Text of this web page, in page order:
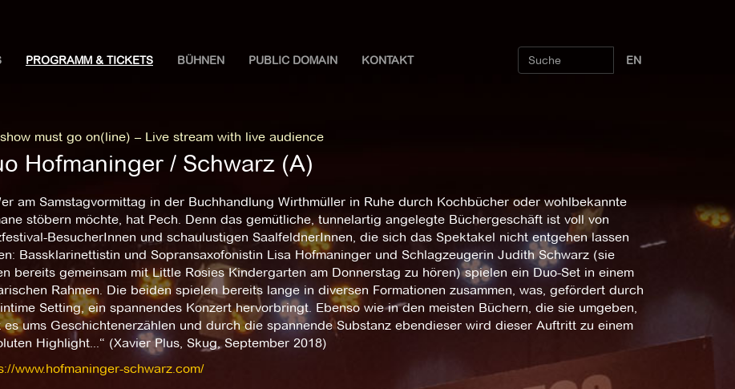
PROGRAMM & TICKETS BÜHNEN PUBLIC DOMAIN KONTAKT EN
must go on(line) – Live stream with live audience
Hofmaninger / Schwarz (A)
am Samstagvormittag in der Buchhandlung Wirthmüller in Ruhe durch Kochbücher oder wohlbekannte
stöbern möchte, hat Pech. Denn das gemütliche, tunnelartig angelegte Büchergeschäft ist voll von
BesucherInnen und schaulustigen SaalfeldnerInnen, die sich das Spektakel nicht entgehen lassen
Bassklarinettistin und Sopransaxofonistin Lisa Hofmaninger und Schlagzeugerin Judith Schwarz (sie
bereits gemeinsam mit Little Rosies Kindergarten am Donnerstag zu hören) spielen ein Duo-Set in einem
Rahmen. Die beiden spielen bereits lange in diversen Formationen zusammen, was, gefördert durch
Setting, ein spannendes Konzert hervorbringt. Ebenso wie in den meisten Büchern, die sie umgeben,
es ums Geschichtenerzählen und durch die spannende Substanz ebendieser wird dieser Auftritt zu einem
Highlight...“ (Xavier Plus, Skug, September 2018)
www.hofmaninger-schwarz.com/